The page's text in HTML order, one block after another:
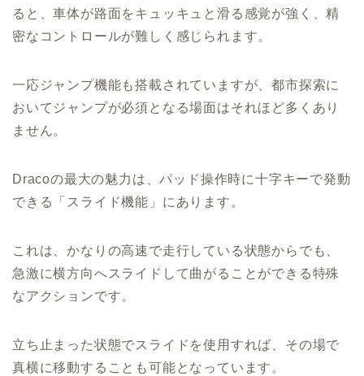
ると、車体が路面をキュッキュと滑る感覚が強く、精
密なコントロールが難しく感じられます。
一応ジャンプ機能も搭載されていますが、都市探索に
おいてジャンプが必須となる場面はそれほど多くあり
ません。
Dracoの最大の魅力は、パッド操作時に十字キーで発動
できる「スライド機能」にあります。
これは、かなりの高速で走行している状態からでも、
急激に横方向へスライドして曲がることができる特殊
なアクションです。
立ち止まった状態でスライドを使用すれば、その場で
真横に移動することも可能となっています。